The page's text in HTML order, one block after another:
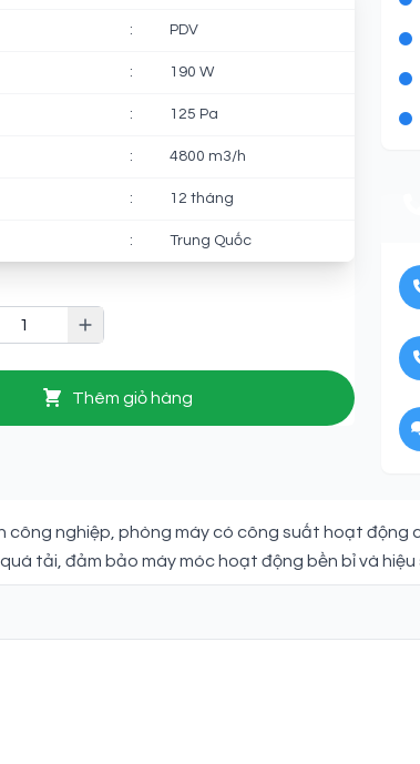
: PDV
: 190 W
: 125 Pa
: 4800 m3/h
: 12 tháng
: Trung Quốc
Thêm giỏ hàng
nghiệp, phòng máy có công suất hoạt động
tải, đảm bảo máy móc hoạt động bền bỉ và hiệu